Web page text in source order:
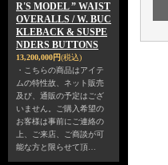
R'S MODEL ” WAIST
OVERALLS / W. BUC
KLEBACK & SUSPE
NDERS BUTTONS
13,200,000円(税込)
・こちらの商品はアイテ
ムの特性故、ネット販売
及び、通販の予定はござ
いません。ご購入希望の
お客様は事前にご連絡の
上、ご来店、ご商談が可
能な方と限らせて頂…